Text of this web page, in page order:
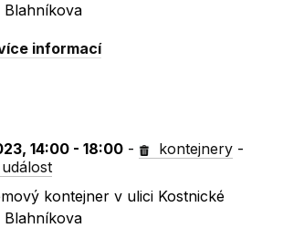
Blahníkova
informací
14:00 - 18:00 - kontejnery -
kontejner v ulici Kostnické
Blahníkova